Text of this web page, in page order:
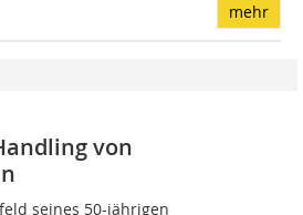
mehr
von
seines 50-jährigen